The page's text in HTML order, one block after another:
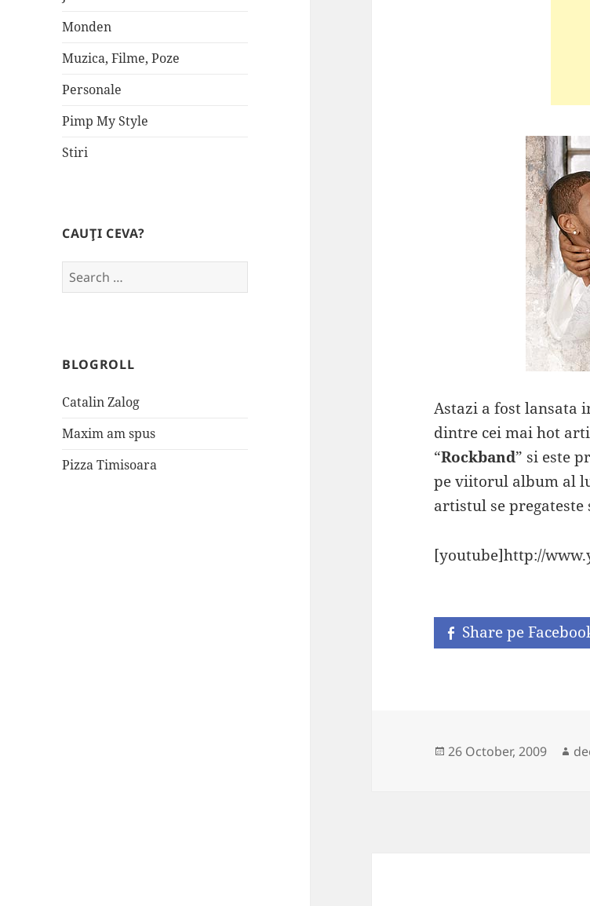
Monden
Muzica, Filme, Poze
Personale
Pimp My Style
Stiri
CAUŢI CEVA?
Search
for:
BLOGROLL
Catalin Zalog
Maxim am spus
Pizza Timisoara
Astazi a fost lansata
dintre cei mai hot
“Rockband” si este
pe viitorul album al
artistul se
[youtube]http://
Share pe
Posted
26 October, 2009